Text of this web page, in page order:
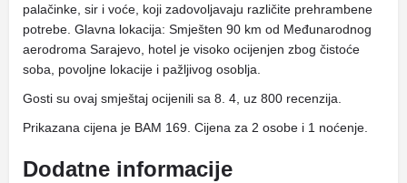
palačinke, sir i voće, koji zadovoljavaju različite prehrambene
potrebe. Glavna lokacija: Smješten 90 km od Međunarodnog
aerodroma Sarajevo, hotel je visoko ocijenjen zbog čistoće
soba, povoljne lokacije i pažljivog osoblja.
Gosti su ovaj smještaj ocijenili sa 8. 4, uz 800 recenzija.
Prikazana cijena je BAM 169. Cijena za 2 osobe i 1 noćenje.
Dodatne informacije